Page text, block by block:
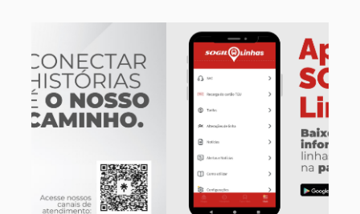
Terça-Feira
12 de agosto
Quarta-Feira 13° 12°
13 de agosto
Quinta-Feira 15°